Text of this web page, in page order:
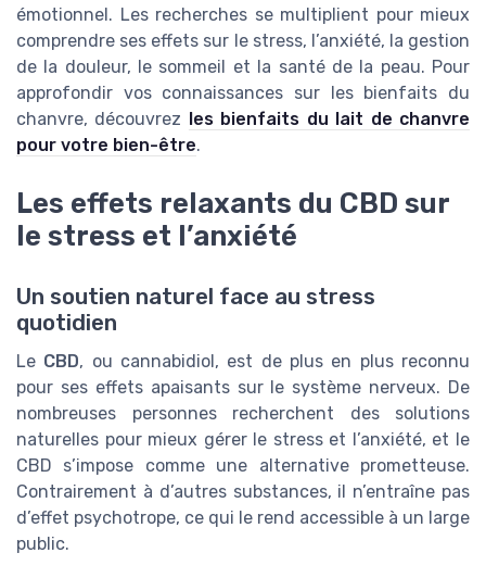
émotionnel. Les recherches se multiplient pour mieux
comprendre ses effets sur le stress, l’anxiété, la gestion
de la douleur, le sommeil et la santé de la peau. Pour
approfondir vos connaissances sur les bienfaits du
chanvre, découvrez les bienfaits du lait de chanvre
pour votre bien-être.
Les effets relaxants du CBD sur
le stress et l’anxiété
Un soutien naturel face au stress
quotidien
Le CBD, ou cannabidiol, est de plus en plus reconnu
pour ses effets apaisants sur le système nerveux. De
nombreuses personnes recherchent des solutions
naturelles pour mieux gérer le stress et l’anxiété, et le
CBD s’impose comme une alternative prometteuse.
Contrairement à d’autres substances, il n’entraîne pas
d’effet psychotrope, ce qui le rend accessible à un large
public.